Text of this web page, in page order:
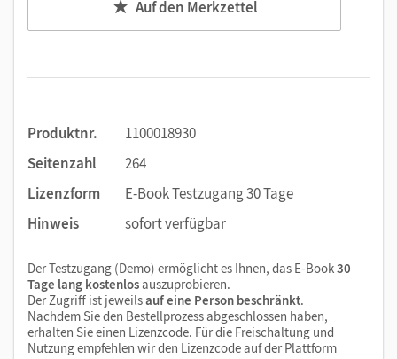
Auf den Merkzettel
Produktnr.
1100018930
Seitenzahl
264
Lizenzform
E-Book Testzugang 30 Tage
Hinweis
sofort verfügbar
Der Testzugang (Demo) ermöglicht es Ihnen, das E-Book30
Tage lang kostenlosauszuprobieren.
Der Zugriff ist jeweilsauf eine Person beschränkt.
Nachdem Sie den Bestellprozess abgeschlossen haben,
erhalten Sie einen Lizenzcode. Für die Freischaltung und
Nutzung empfehlen wir den Lizenzcode auf der Plattform